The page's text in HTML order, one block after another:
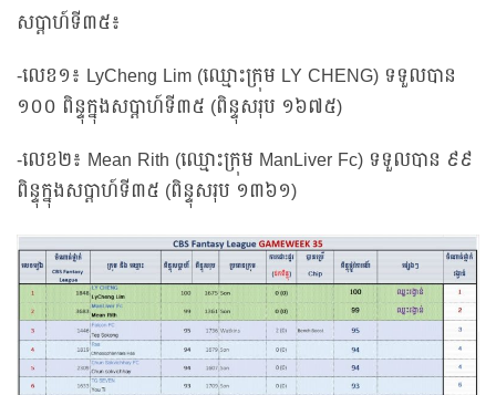
សប្ដាហ៍ទី៣៥៖
-លេខ១៖ LyCheng Lim (ឈ្មោះក្រុម LY CHENG) ទទួលបាន
១០០ ពិន្ទុក្នុងសប្ដាហ៍ទី៣៥ (ពិន្ទុសរុប ១៦៧៥)
-លេខ២៖ Mean Rith (ឈ្មោះក្រុម ManLiver Fc) ទទួលបាន ៩៩
ពិន្ទុក្នុងសប្ដាហ៍ទី៣៥ (ពិន្ទុសរុប ១៣៦១)